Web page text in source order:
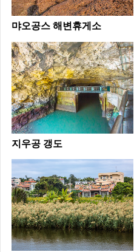
먀오공스 해변휴게소
지우공 갱도